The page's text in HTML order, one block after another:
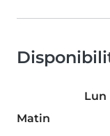
Lun
Matin